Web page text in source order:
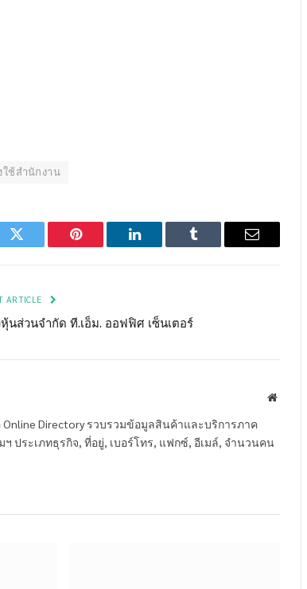
ใช้สำนักงาน
Twitter Pinterest LinkedIn Tumblr Email
ARTICLE
นส่วนจำกัด ที.เอ็ม. ออฟฟิศ เซ็นเตอร์
Website
Directory รวบรวมข้อมูลสินค้าและบริการภาค
ประเภทธุรกิจ, ที่อยู่, เบอร์โทร, แฟกซ์, อีเมล์, จำนวนคน